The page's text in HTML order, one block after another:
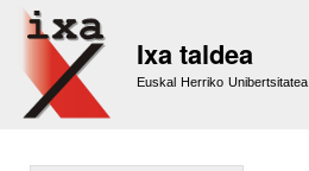
Ixa taldea
Euskal Herriko Unibertsitatea